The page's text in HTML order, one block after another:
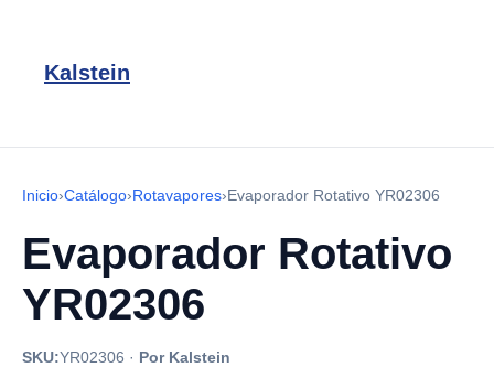
Kalstein
Inicio›Catálogo›Rotavapores›Evaporador Rotativo YR02306
Evaporador Rotativo
YR02306
SKU:YR02306 · Por Kalstein